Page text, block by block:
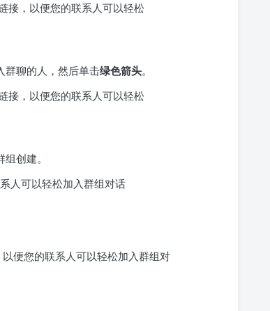
群聊的人，然后单击绿色箭头。
创建。